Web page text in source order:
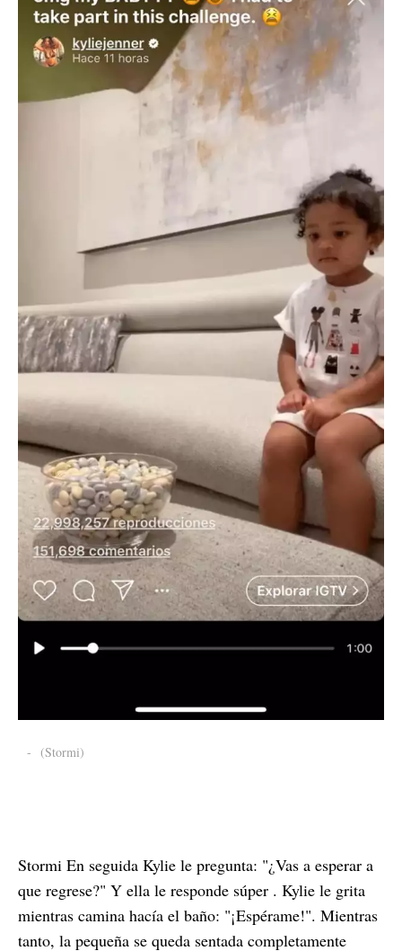
- (Stormi)
Stormi En seguida Kylie le pregunta: "¿Vas a esperar a
que regrese?" Y ella le responde súper . Kylie le grita
mientras camina hacía el baño: "¡Espérame!". Mientras
tanto, la pequeña se queda sentada completamente